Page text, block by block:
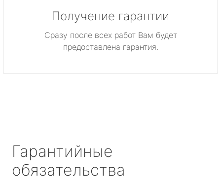
Получение гарантии
Сразу после всех работ Вам будет
предоставлена гарантия.
Гарантийные
обязательства